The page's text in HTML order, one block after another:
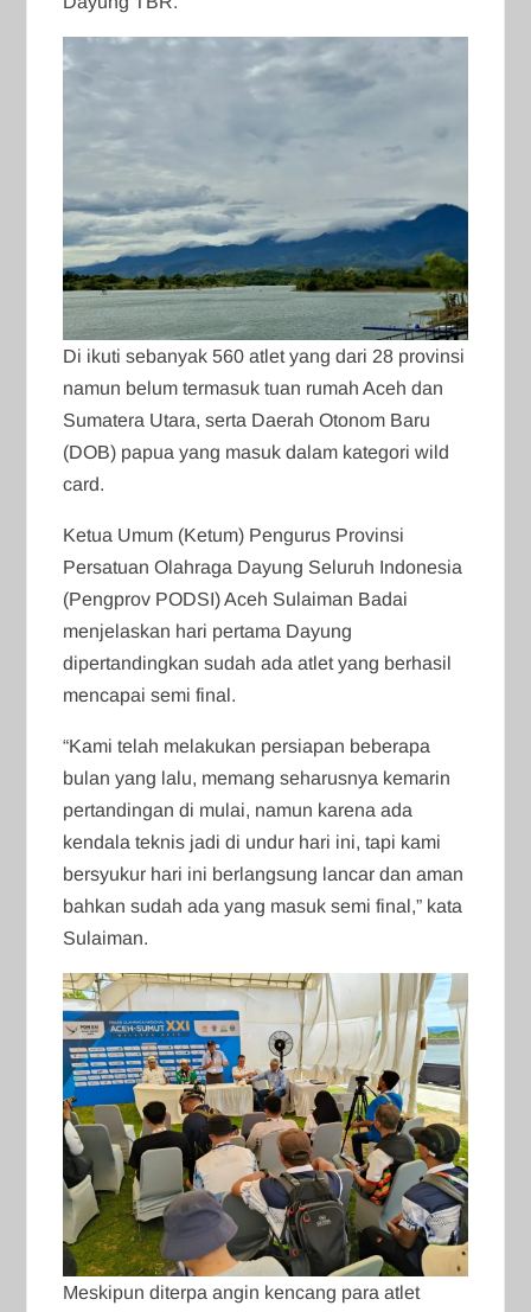
Di ikuti sebanyak 560 atlet yang dari 28 provinsi
namun belum termasuk tuan rumah Aceh dan
Sumatera Utara, serta Daerah Otonom Baru
(DOB) papua yang masuk dalam kategori wild
card.
Ketua Umum (Ketum) Pengurus Provinsi
Persatuan Olahraga Dayung Seluruh Indonesia
(Pengprov PODSI) Aceh Sulaiman Badai
menjelaskan hari pertama Dayung
dipertandingkan sudah ada atlet yang berhasil
mencapai semi final.
“Kami telah melakukan persiapan beberapa
bulan yang lalu, memang seharusnya kemarin
pertandingan di mulai, namun karena ada
kendala teknis jadi di undur hari ini, tapi kami
bersyukur hari ini berlangsung lancar dan aman
bahkan sudah ada yang masuk semi final,” kata
Sulaiman.
Meskipun diterpa angin kencang para atlet